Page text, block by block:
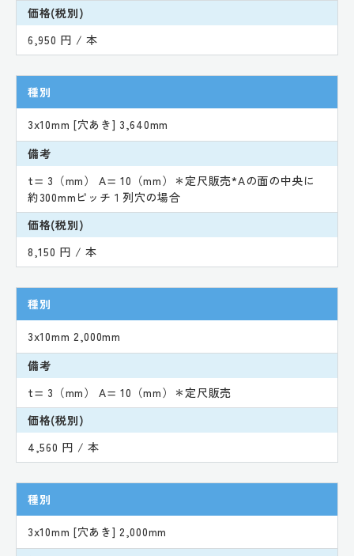
価格(税別)
6,950 円 / 本
種別
3x10mm [穴あき] 3,640mm
備考
t= 3（mm） A= 10（mm）＊定尺販売*Aの面の中央に
約300mmピッチ１列穴の場合
価格(税別)
8,150 円 / 本
種別
3x10mm 2,000mm
備考
t= 3（mm） A= 10（mm）＊定尺販売
価格(税別)
4,560 円 / 本
種別
3x10mm [穴あき] 2,000mm